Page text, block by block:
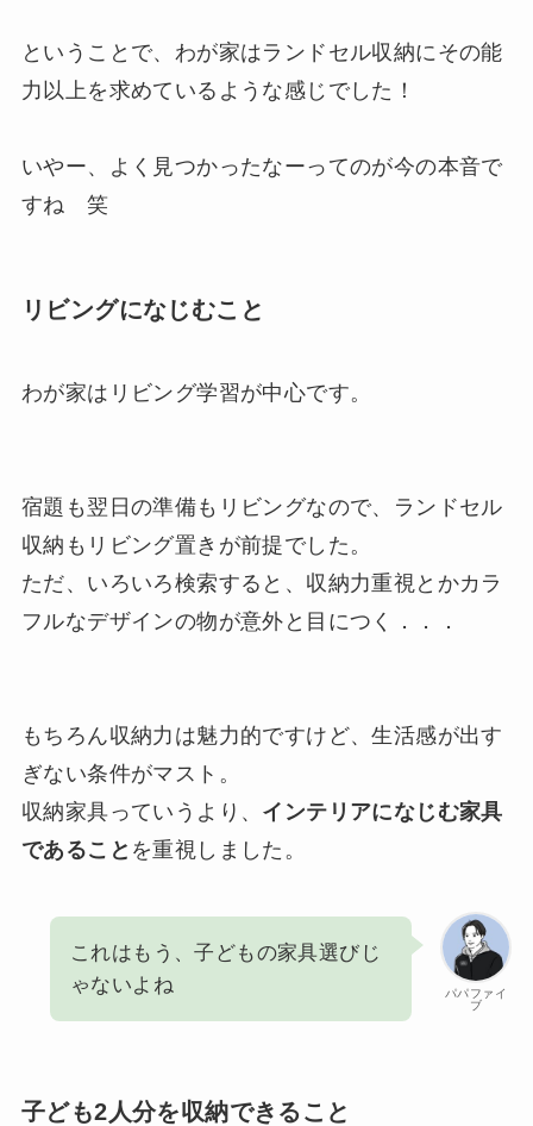
ということで、わが家はランドセル収納にその能
力以上を求めているような感じでした！
いやー、よく見つかったなーってのが今の本音で
すね 笑
リビングになじむこと
わが家はリビング学習が中心です。
宿題も翌日の準備もリビングなので、ランドセル
収納もリビング置きが前提でした。
ただ、いろいろ検索すると、収納力重視とかカラ
フルなデザインの物が意外と目につく．．．
もちろん収納力は魅力的ですけど、生活感が出す
ぎない条件がマスト。
収納家具っていうより、 インテリアになじむ家具
であること を重視しました。
パパファイ
ブ
これはもう、子どもの家具選びじ
ゃないよね
子ども2人分を収納できること